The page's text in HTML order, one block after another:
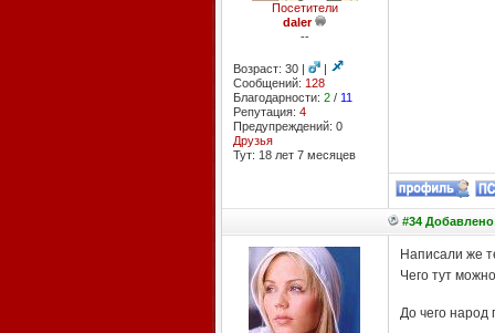
Посетители
daler
--
Возраст: 30 |
|
Сообщений: 128
Благодарности: 2/ 11
Репутация: 4
Предупреждений: 0
Друзья
Тут: 18 лет 7 месяцев
#34
Написали же
Чего тут
До чего народ